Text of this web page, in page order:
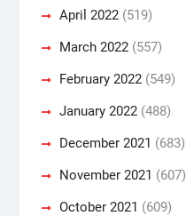
April 2022(519)
March 2022(557)
February 2022(549)
January 2022(488)
December 2021 (683)
November 2021 (607)
October 2021 (609)